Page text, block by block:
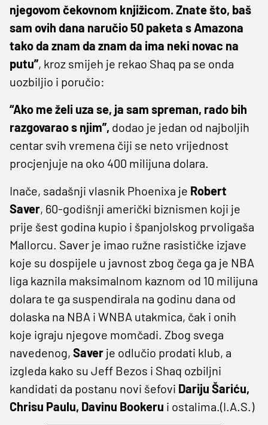
njegovom čekovnom knjižicom. Znate što, baš
sam ovih dana naručio 50 paketa s Amazona
tako da znam da znam da ima neki novac na
putu”, kroz smijeh je rekao Shaq pa se onda
uozbiljio i poručio:
“Ako me želi uza se, ja sam spreman, rado bih
razgovarao s njim”, dodao je jedan od najboljih
centar svih vremena čiji se neto vrijednost
procjenjuje na oko 400 milijuna dolara.
Inače, sadašnji vlasnik Phoenixa je Robert
Saver, 60-godišnji američki biznismen koji je
prije šest godina kupio i španjolskog prvoligaša
Mallorcu. Saver je imao ružne rasističke izjave
koje su dospijele u javnost zbog čega ga je NBA
liga kaznila maksimalnom kaznom od 10 milijuna
dolara te ga suspendirala na godinu dana od
dolaska na NBA i WNBA utakmica, čak i onih
koje igraju njegove momčadi. Zbog svega
navedenog, Saver je odlučio prodati klub, a
izgleda kako su Jeff Bezos i Shaq ozbiljni
kandidati da postanu novi šefovi Dariju Šariću,
Chrisu Paulu, Davinu Bookeru i ostalima.(I.A.S.)